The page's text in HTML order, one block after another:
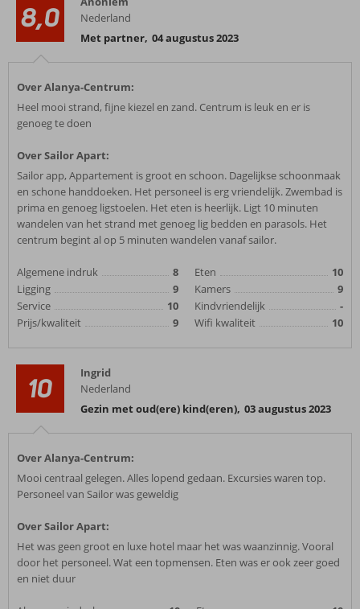
8,0
Nederland
Met partner, 04 augustus 2023
Over Alanya-Centrum:
Heel mooi strand, fijne kiezel en zand. Centrum is leuk en er is
genoeg te doen
Over Sailor Apart:
Sailor app, Appartement is groot en schoon. Dagelijkse schoonmaak
en schone handdoeken. Het personeel is erg vriendelijk. Zwembad is
prima en genoeg ligstoelen. Het eten is heerlijk. Ligt 10 minuten
wandelen van het strand met genoeg lig bedden en parasols. Het
centrum begint al op 5 minuten wandelen vanaf sailor.
Algemene indruk
8
Ligging
9
Service
10
Prijs/kwaliteit
9
Eten
10
Kamers
9
Kindvriendelijk
-
Wifi kwaliteit
10
10
Ingrid
Nederland
Gezin met oud(ere) kind(eren), 03 augustus 2023
Over Alanya-Centrum:
Mooi centraal gelegen. Alles lopend gedaan. Excursies waren top.
Personeel van Sailor was geweldig
Over Sailor Apart:
Het was geen groot en luxe hotel maar het was waanzinnig. Vooral
door het personeel. Wat een topmensen. Eten was er ook zeer goed
en niet duur